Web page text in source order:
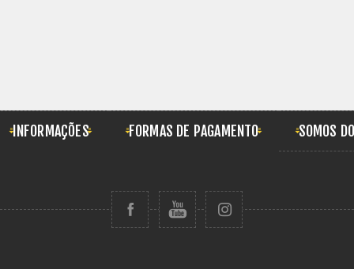
INFORMAÇÕES FORMAS DE PAGAMENTO SOMOS